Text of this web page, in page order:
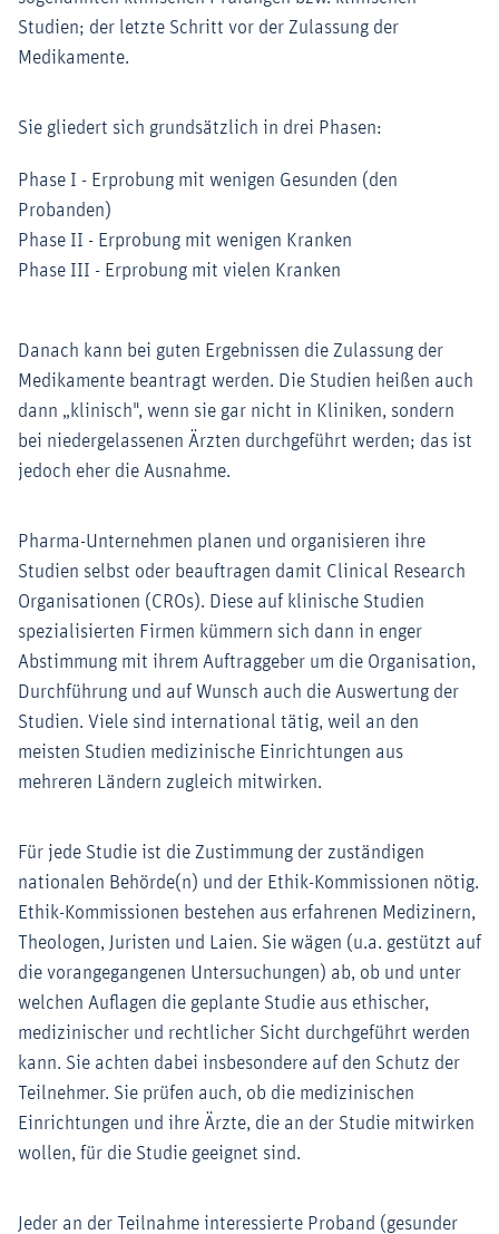
Studien; der letzte Schritt vor der Zulassung der
Medikamente.
Sie gliedert sich grundsätzlich in drei Phasen:
Phase I - Erprobung mit wenigen Gesunden (den
Probanden)
Phase II - Erprobung mit wenigen Kranken
Phase III - Erprobung mit vielen Kranken
Danach kann bei guten Ergebnissen die Zulassung der
Medikamente beantragt werden. Die Studien heißen auch
dann „klinisch", wenn sie gar nicht in Kliniken, sondern
bei niedergelassenen Ärzten durchgeführt werden; das ist
jedoch eher die Ausnahme.
Pharma-Unternehmen planen und organisieren ihre
Studien selbst oder beauftragen damit Clinical Research
Organisationen (CROs). Diese auf klinische Studien
spezialisierten Firmen kümmern sich dann in enger
Abstimmung mit ihrem Auftraggeber um die Organisation,
Durchführung und auf Wunsch auch die Auswertung der
Studien. Viele sind international tätig, weil an den
meisten Studien medizinische Einrichtungen aus
mehreren Ländern zugleich mitwirken.
Für jede Studie ist die Zustimmung der zuständigen
nationalen Behörde(n) und der Ethik-Kommissionen nötig.
Ethik-Kommissionen bestehen aus erfahrenen Medizinern,
Theologen, Juristen und Laien. Sie wägen (u.a. gestützt auf
die vorangegangenen Untersuchungen) ab, ob und unter
welchen Auflagen die geplante Studie aus ethischer,
medizinischer und rechtlicher Sicht durchgeführt werden
kann. Sie achten dabei insbesondere auf den Schutz der
Teilnehmer. Sie prüfen auch, ob die medizinischen
Einrichtungen und ihre Ärzte, die an der Studie mitwirken
wollen, für die Studie geeignet sind.
Jeder an der Teilnahme interessierte Proband (gesunder